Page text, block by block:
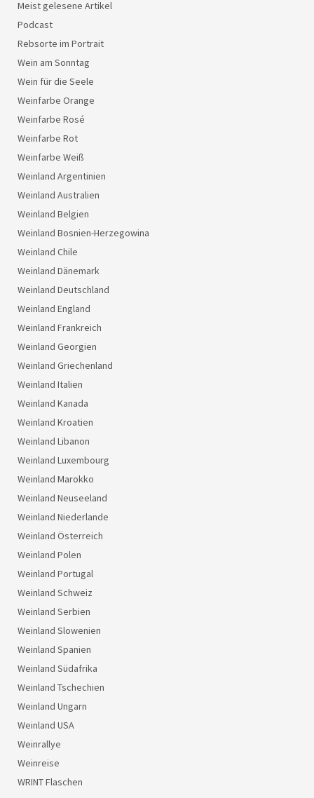
Meist gelesene Artikel
Podcast
Rebsorte im Portrait
Wein am Sonntag
Wein für die Seele
Weinfarbe Orange
Weinfarbe Rosé
Weinfarbe Rot
Weinfarbe Weiß
Weinland Argentinien
Weinland Australien
Weinland Belgien
Weinland Bosnien-Herzegowina
Weinland Chile
Weinland Dänemark
Weinland Deutschland
Weinland England
Weinland Frankreich
Weinland Georgien
Weinland Griechenland
Weinland Italien
Weinland Kanada
Weinland Kroatien
Weinland Libanon
Weinland Luxembourg
Weinland Marokko
Weinland Neuseeland
Weinland Niederlande
Weinland Österreich
Weinland Polen
Weinland Portugal
Weinland Schweiz
Weinland Serbien
Weinland Slowenien
Weinland Spanien
Weinland Südafrika
Weinland Tschechien
Weinland Ungarn
Weinland USA
Weinrallye
Weinreise
WRINT Flaschen